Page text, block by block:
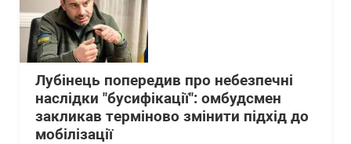
Лубінець попередив про небезпечні
наслідки "бусифікації": омбудсмен
закликав терміново змінити підхід до
мобілізації